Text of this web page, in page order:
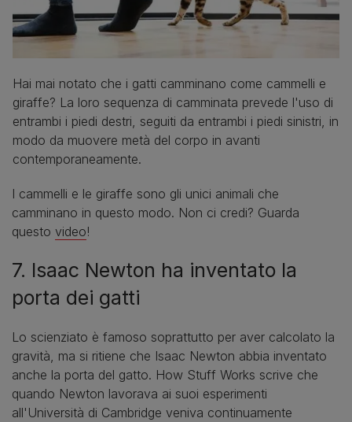
Hai mai notato che i gatti camminano come cammelli e
giraffe? La loro sequenza di camminata prevede l'uso di
entrambi i piedi destri, seguiti da entrambi i piedi sinistri, in
modo da muovere metà del corpo in avanti
contemporaneamente.
I cammelli e le giraffe sono gli unici animali che
camminano in questo modo. Non ci credi? Guarda
questo video!
7. Isaac Newton ha inventato la
porta dei gatti
Lo scienziato è famoso soprattutto per aver calcolato la
gravità, ma si ritiene che Isaac Newton abbia inventato
anche la porta del gatto. How Stuff Works scrive che
quando Newton lavorava ai suoi esperimenti
all'Università di Cambridge veniva continuamente